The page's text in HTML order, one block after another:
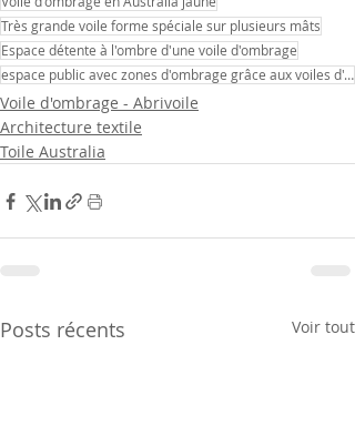
Très grande voile forme spéciale sur plusieurs mâts
Espace détente à l'ombre d'une voile d'ombrage
espace public avec zones d'ombrage grâce aux voiles d'ombrage
Voile d'ombrage - Abrivoile
Architecture textile
Toile Australia
Posts récents Voir tout